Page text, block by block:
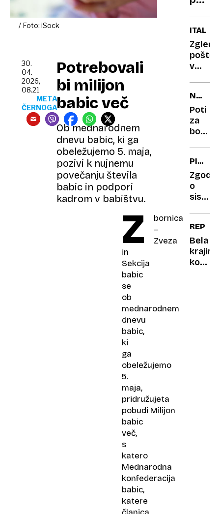
/ Foto: iSock
Potrebovali
bi milijon
babic več
Ob mednarodnem
dnevu babic, ki ga
obeležujemo 5. maja,
pozivi k nujnemu
povečanju števila
babic in podpori
kadrom v babištvu.
30.
04.
2026,
08.21
META
ČERNOGA
Z
bornica
–
Zveza
in
Sekcija
babic
se
ob
mednarodnem
dnevu
babic,
ki
ga
obeležujemo
5.
maja,
pridružujeta
pobudi Milijon
babic
več,
s
katero
Mednarodna
konfederacija
babic,
katere
s
soške
ITALIJA
v
2000
evrov
in
torbico
NAZAJ
K
NARAVI
Poti
za
boso
ki se
hitro
širi
po
o
po
šivih:
Bela
krajina
kot